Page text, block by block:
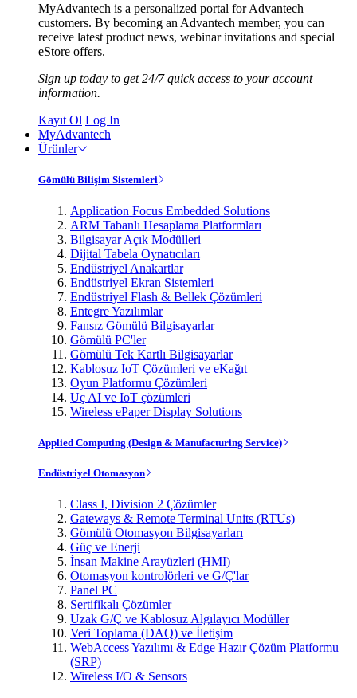
MyAdvantech is a personalized portal for Advantech
customers. By becoming an Advantech member, you can
receive latest product news, webinar invitations and special
eStore offers.
Sign up today to get 24/7 quick access to your account
information.
Kayıt Ol Log In
MyAdvantech
Ürünler
Gömülü Bilişim Sistemleri
Application Focus Embedded Solutions
ARM Tabanlı Hesaplama Platformları
Bilgisayar Açık Modülleri
Dijital Tabela Oynatıcıları
Endüstriyel Anakartlar
Endüstriyel Ekran Sistemleri
Endüstriyel Flash & Bellek Çözümleri
Entegre Yazılımlar
Fansız Gömülü Bilgisayarlar
Gömülü PC'ler
Gömülü Tek Kartlı Bilgisayarlar
Kablosuz IoT Çözümleri ve eKağıt
Oyun Platformu Çözümleri
Uç AI ve IoT çözümleri
Wireless ePaper Display Solutions
Applied Computing (Design & Manufacturing Service)
Endüstriyel Otomasyon
Class I, Division 2 Çözümler
Gateways & Remote Terminal Units (RTUs)
Gömülü Otomasyon Bilgisayarları
Güç ve Enerji
İnsan Makine Arayüzleri (HMI)
Otomasyon kontrolörleri ve G/Ç'lar
Panel PC
Sertifikalı Çözümler
Uzak G/Ç ve Kablosuz Algılayıcı Modüller
Veri Toplama (DAQ) ve İletişim
WebAccess Yazılımı & Edge Hazır Çözüm Platformu
(SRP)
Wireless I/O & Sensors